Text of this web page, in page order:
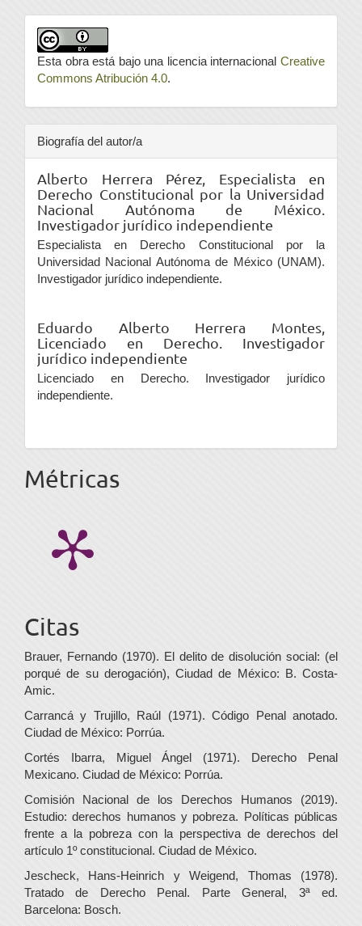
Esta obra está bajo una licencia internacional Creative
Commons Atribución 4.0.
Biografía del autor/a
Alberto Herrera Pérez, Especialista en
Derecho Constitucional por la Universidad
Nacional Autónoma de México.
Investigador jurídico independiente
Especialista en Derecho Constitucional por la
Universidad Nacional Autónoma de México (UNAM).
Investigador jurídico independiente.
Eduardo Alberto Herrera Montes,
Licenciado en Derecho. Investigador
jurídico independiente
Licenciado en Derecho. Investigador jurídico
independiente.
Métricas
Citas
Brauer, Fernando (1970). El delito de disolución social: (el
porqué de su derogación), Ciudad de México: B. Costa-
Amic.
Carrancá y Trujillo, Raúl (1971). Código Penal anotado.
Ciudad de México: Porrúa.
Cortés Ibarra, Miguel Ángel (1971). Derecho Penal
Mexicano. Ciudad de México: Porrúa.
Comisión Nacional de los Derechos Humanos (2019).
Estudio: derechos humanos y pobreza. Políticas públicas
frente a la pobreza con la perspectiva de derechos del
artículo 1º constitucional. Ciudad de México.
Jescheck, Hans-Heinrich y Weigend, Thomas (1978).
Tratado de Derecho Penal. Parte General, 3ª ed.
Barcelona: Bosch.